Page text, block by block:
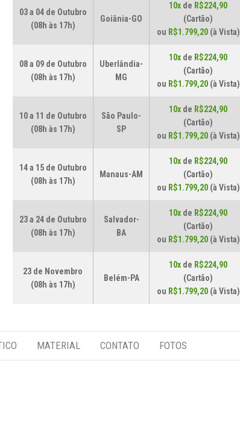
03 a 04 de Outubro
(08h às 17h)
Goiânia-GO
10x de R$224,90
(Cartão)
ou R$1.799,20(à Vista)
08 a 09 de Outubro
(08h às 17h)
Uberlândia-
MG
10x de R$224,90
(Cartão)
ou R$1.799,20(à Vista)
10 a 11 de Outubro
(08h às 17h)
São Paulo-
SP
10x de R$224,90
(Cartão)
ou R$1.799,20(à Vista)
14 a 15 de Outubro
(08h às 17h)
Manaus-AM
10x de R$224,90
(Cartão)
ou R$1.799,20(à Vista)
23 a 24 de Outubro
(08h às 17h)
Salvador-
BA
10x de R$224,90
(Cartão)
ou R$1.799,20(à Vista)
23 de Novembro
(08h às 17h)
Belém-PA
10x de R$224,90
(Cartão)
ou R$1.799,20(à Vista)
MATERIAL CONTATO FOTOS